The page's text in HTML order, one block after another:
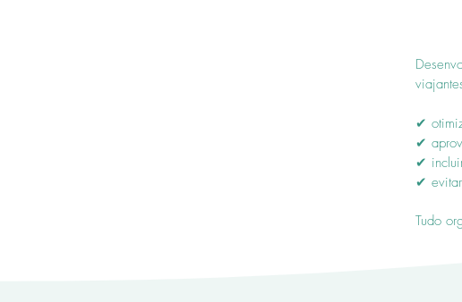
✔
✔
✔
✔ evitar
Tudo